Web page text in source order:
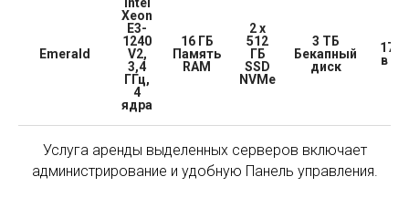
Emerald
Xeon
E3-
1240
V2,
3,4
ГГц,
4
ядра
16 ГБ
Память
RAM
2 x
512
ГБ
SSD
NVMe
3 ТБ
Бекапный
диск
17
в
Услуга аренды выделенных серверов включает
администрирование и удобную Панель управления.